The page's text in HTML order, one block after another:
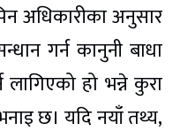
अधिकारीका अनुसार
गर्न कानुनी बाधा
हो भन्ने कुरा
छ। यदि नयाँ तथ्य,